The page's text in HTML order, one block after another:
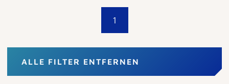
1
ALLE FILTER ENTFERNEN